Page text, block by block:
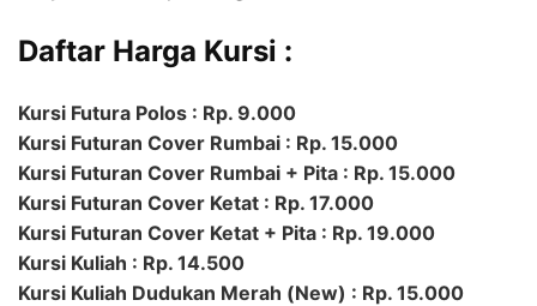
Daftar Harga Kursi :
Kursi Futura Polos : Rp. 9.000
Kursi Futuran Cover Rumbai : Rp. 15.000
Kursi Futuran Cover Rumbai + Pita : Rp. 15.000
Kursi Futuran Cover Ketat : Rp. 17.000
Kursi Futuran Cover Ketat + Pita : Rp. 19.000
Kursi Kuliah : Rp. 14.500
Kursi Kuliah Dudukan Merah (New) : Rp. 15.000